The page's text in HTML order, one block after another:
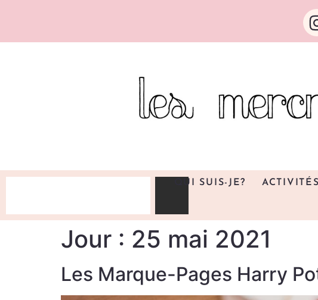
QUI SUIS-JE?
Jour : 25 mai 2021
Les Marque-Pages Harry